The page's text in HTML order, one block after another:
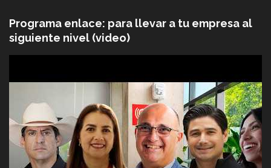
Programa enlace: para llevar a tu empresa al
siguiente nivel (video)